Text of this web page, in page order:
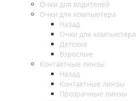
Очки для водителей
Очки для компьютера
Назад
Очки для компьютера
Детские
Взрослые
Контактные линзы
Назад
Контактные линзы
Прозрачные линзы